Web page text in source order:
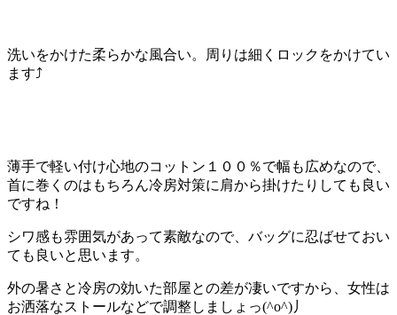
洗いをかけた柔らかな風合い。周りは細くロックをかけてい
ます⤴
薄手で軽い付け心地のコットン１００％で幅も広めなので、
首に巻くのはもちろん冷房対策に肩から掛けたりしても良い
ですね！
シワ感も雰囲気があって素敵なので、バッグに忍ばせておい
ても良いと思います。
外の暑さと冷房の効いた部屋との差が凄いですから、女性は
お洒落なストールなどで調整しましょっ(^o^)丿